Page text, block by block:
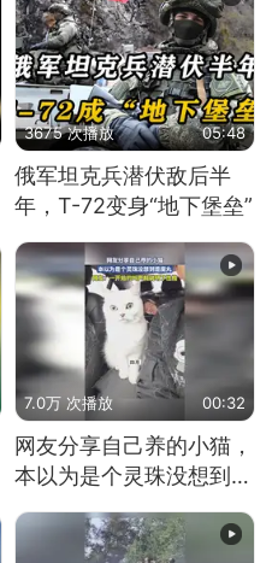
3675 次播放 05:48
俄军坦克兵潜伏敌后半
年，T-72变身“地下堡垒”
7.0万 次播放 00:32
网友分享自己养的小猫，
本以为是个灵珠没想到是